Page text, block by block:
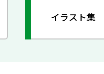
イラスト集